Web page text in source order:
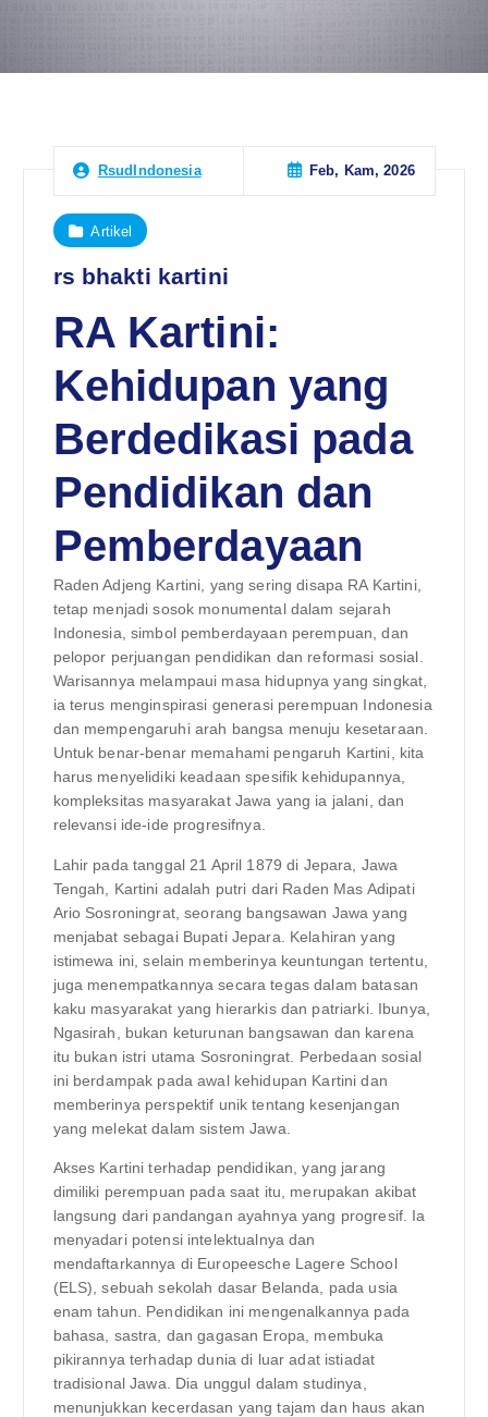
RsudIndonesia Feb, Kam, 2026
Artikel
rs bhakti kartini
RA Kartini:
Kehidupan yang
Berdedikasi pada
Pendidikan dan
Pemberdayaan
Raden Adjeng Kartini, yang sering disapa RA Kartini,
tetap menjadi sosok monumental dalam sejarah
Indonesia, simbol pemberdayaan perempuan, dan
pelopor perjuangan pendidikan dan reformasi sosial.
Warisannya melampaui masa hidupnya yang singkat,
ia terus menginspirasi generasi perempuan Indonesia
dan mempengaruhi arah bangsa menuju kesetaraan.
Untuk benar-benar memahami pengaruh Kartini, kita
harus menyelidiki keadaan spesifik kehidupannya,
kompleksitas masyarakat Jawa yang ia jalani, dan
relevansi ide-ide progresifnya.
Lahir pada tanggal 21 April 1879 di Jepara, Jawa
Tengah, Kartini adalah putri dari Raden Mas Adipati
Ario Sosroningrat, seorang bangsawan Jawa yang
menjabat sebagai Bupati Jepara. Kelahiran yang
istimewa ini, selain memberinya keuntungan tertentu,
juga menempatkannya secara tegas dalam batasan
kaku masyarakat yang hierarkis dan patriarki. Ibunya,
Ngasirah, bukan keturunan bangsawan dan karena
itu bukan istri utama Sosroningrat. Perbedaan sosial
ini berdampak pada awal kehidupan Kartini dan
memberinya perspektif unik tentang kesenjangan
yang melekat dalam sistem Jawa.
Akses Kartini terhadap pendidikan, yang jarang
dimiliki perempuan pada saat itu, merupakan akibat
langsung dari pandangan ayahnya yang progresif. Ia
menyadari potensi intelektualnya dan
mendaftarkannya di Europeesche Lagere School
(ELS), sebuah sekolah dasar Belanda, pada usia
enam tahun. Pendidikan ini mengenalkannya pada
bahasa, sastra, dan gagasan Eropa, membuka
pikirannya terhadap dunia di luar adat istiadat
tradisional Jawa. Dia unggul dalam studinya,
menunjukkan kecerdasan yang tajam dan haus akan